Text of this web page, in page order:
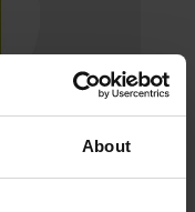
About